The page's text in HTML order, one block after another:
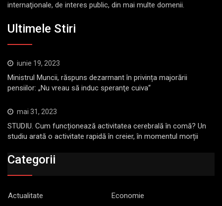
internaţionale, de interes public, din mai multe domenii.
Ultimele Stiri
iunie 19, 2023
Ministrul Muncii, răspuns dezarmant în privința majorării
pensiilor: „Nu vreau să induc speranţe cuiva“
mai 31, 2023
STUDIU. Cum funcționează activitatea cerebrală în comă? Un
studiu arată o activitate rapidă în creier, în momentul morții
Categorii
Actualitate
Economie